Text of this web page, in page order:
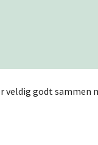
godt sammen